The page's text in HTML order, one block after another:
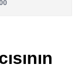
Youtube